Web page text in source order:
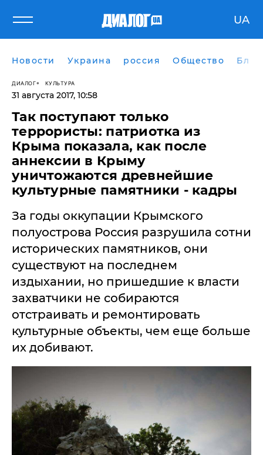
UA
Новости Украина россия Общество
ДИАЛОГ КУЛЬТУРА
31 августа 2017, 10:58
Так поступают только
террористы: патриотка из
Крыма показала, как после
аннексии в Крыму
уничтожаются древнейшие
культурные памятники - кадры
За годы оккупации Крымского
полуострова Россия разрушила сотни
исторических памятников, они
существуют на последнем
издыхании, но пришедшие к власти
захватчики не собираются
отстраивать и ремонтировать
культурные объекты, чем еще больше
их добивают.